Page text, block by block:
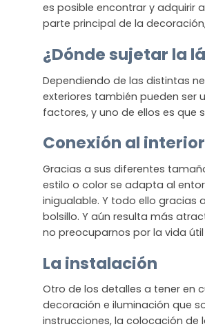
es posible encontrar y adquirir
parte principal de la
¿Dónde sujetar la
Dependiendo de las distintas
exteriores también pueden ser
factores, y uno de ellos es que
Conexión al interior
Gracias a sus diferentes
estilo o color se adapta al
inigualable. Y todo ello gracias
bolsillo. Y aún resulta más
no preocuparnos por la vida
La instalación
Otro de los detalles a tener en
decoración e iluminación que
instrucciones, la colocación de